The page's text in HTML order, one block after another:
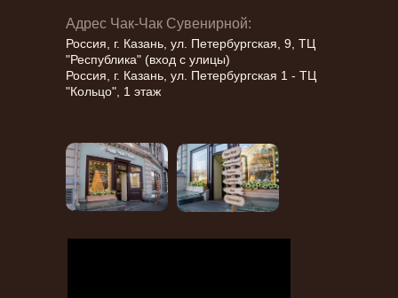
Россия, г. Казань, ул. Петербургская, 9, ТЦ
"Республика" (вход с улицы)
Россия, г. Казань, ул. Петербургская 1 - ТЦ
"Кольцо", 1 этаж
Адрес Чак-Чак Сувенирной: